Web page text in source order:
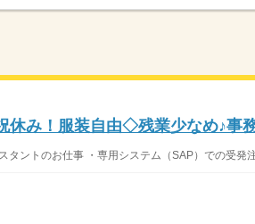
休み！服装自由◇残業少なめ♪事
ントのお仕事 ・専用システム（SAP）での受発